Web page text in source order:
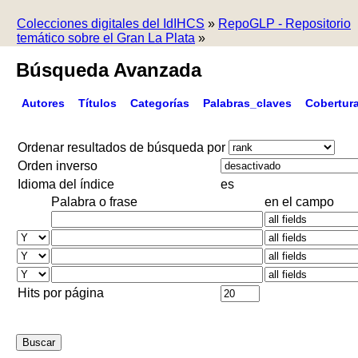
Colecciones digitales del IdIHCS » RepoGLP - Repositorio
temático sobre el Gran La Plata »
Búsqueda Avanzada
Autores Títulos Categorías Palabras_claves
Ordenar resultados de búsqueda por
Orden inverso
Idioma del índice
es
Palabra o frase
en el campo
Hits por página